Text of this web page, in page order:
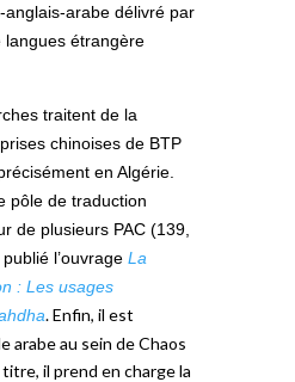
arabe délivré par
langues étrangère
traitent de la
chinoises de BTP
en Algérie.
pôle de traduction
de plusieurs PAC (139,
l’ouvrage La
: Les usages
. Enfin, il est
arabe au sein de Chaos
il prend en charge la